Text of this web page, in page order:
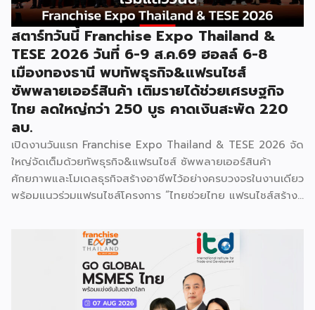
สตาร์ทวันนี้ Franchise Expo Thailand &
TESE 2026 วันที่ 6-9 ส.ค.69 ฮอลล์ 6-8
เมืองทองธานี พบทัพธุรกิจ&แฟรนไชส์
ซัพพลายเออร์สินค้า เติมรายได้ช่วยเศรษฐกิจ
ไทย ลดใหญ่กว่า 250 บูธ คาดเงินสะพัด 220
ลบ.
เปิดงานวันแรก Franchise Expo Thailand & TESE 2026 จัด
ใหญ่จัดเต็มด้วยทัพธุรกิจ&แฟรนไชส์ ซัพพลายเออร์สินค้า
ศักยภาพและโมเดลธุรกิจสร้างอาชีพไว้อย่างครบวงจรในงานเดียว
พร้อมแนวร่วมแฟรนไชส์โครงการ “ไทยช่วยไทย แฟรนไชส์สร้าง
รวมกว่า 250 บูธ บนพื้นที่ 15,000 ตารางเมตร หวังเป็นทาง
เลือกสร้างรายได้เพิ่มและพยุงเศรษฐกิจไทยให้ฟื้นตัว เสิร์ฟครบ
จบในงานด้วยสินเชื่อ และทำเลทองทั่วประเทศ พร้อมเสวนาให้
ความรู้โดยผู้ทรงคุณวุฒิคับคั่ง และกิจกรรมเจรจาจับคู่ธุรกิจทั้งใน
และต่างประเทศ งานจัดต่อเนื่องระหว่างวันที่ 6-9 สิงหาคมนี้ ที่